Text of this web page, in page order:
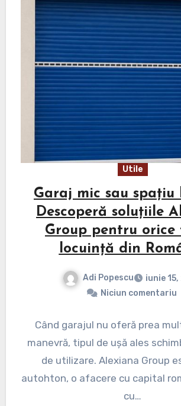
Utile
Garaj mic sau spațiu
Descoperă soluțiile
Group pentru orice
locuință din
Adi Popescu
iunie
Niciun comentariu
Când garajul nu oferă prea
manevră, tipul de ușă ales
de utilizare. Alexiana Group
autohton, o afacere cu capital
cu…